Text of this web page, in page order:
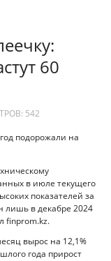
60
542
подорожали на
в июле текущего
показателей за
лишь в декабре 2024
finprom.kz.
вырос на 12,1%
года прирост